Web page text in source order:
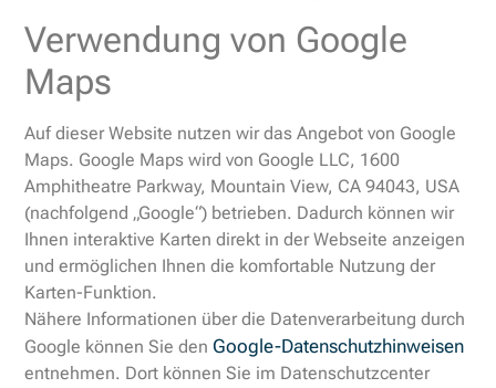
Verwendung von Google
Maps
Auf dieser Website nutzen wir das Angebot von Google
Maps. Google Maps wird von Google LLC, 1600
Amphitheatre Parkway, Mountain View, CA 94043, USA
(nachfolgend „Google“) betrieben. Dadurch können wir
Ihnen interaktive Karten direkt in der Webseite anzeigen
und ermöglichen Ihnen die komfortable Nutzung der
Karten-Funktion.
Nähere Informationen über die Datenverarbeitung durch
Google können Sie den Google-Datenschutzhinweisen
entnehmen. Dort können Sie im Datenschutzcenter